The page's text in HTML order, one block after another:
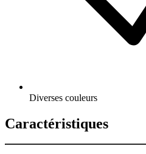
Diverses couleurs
Caractéristiques